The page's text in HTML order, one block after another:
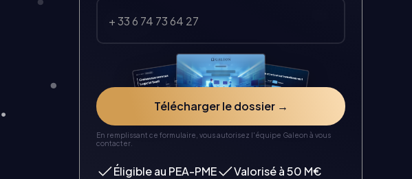
En remplissant ce formulaire, vous autorisez l'équipe Galeon à vous
contacter.
Éligible au PEA-PME Valorisé à 50 M€